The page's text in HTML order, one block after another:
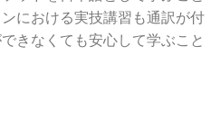
における実技講習も通訳が付
きなくても安心して学ぶこと